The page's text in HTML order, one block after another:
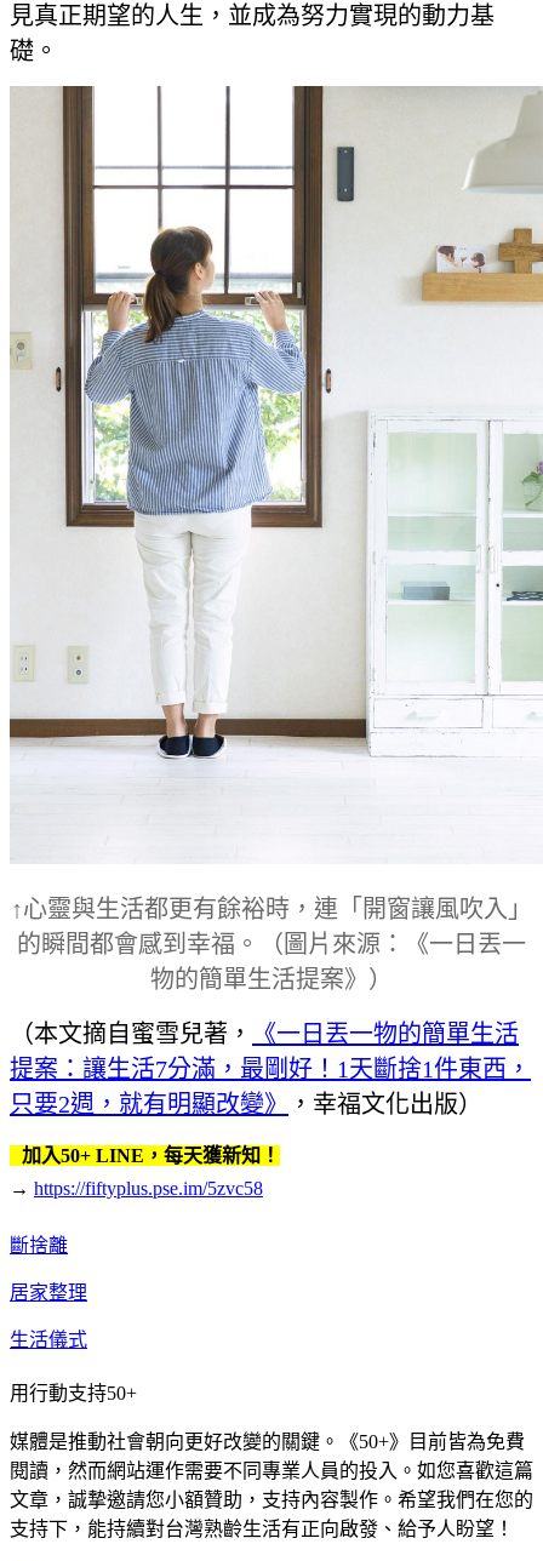
見真正期望的人生，並成為努力實現的動力基
礎。
↑心靈與生活都更有餘裕時，連「開窗讓風吹入」
的瞬間都會感到幸福。（圖片來源：《一日丟一
物的簡單生活提案》）
（本文摘自蜜雪兒著，
《一日丟一物的簡單生活
提案：讓生活7分滿，最剛好！1天斷捨1件東西，
只要2週，就有明顯改變》
，幸福文化出版）
加入50+ LINE，每天獲新知！
→ https://fiftyplus.pse.im/5zvc58
斷捨離
居家整理
生活儀式
用行動支持50+
媒體是推動社會朝向更好改變的關鍵。《50+》目前皆為免費
閱讀，然而網站運作需要不同專業人員的投入。如您喜歡這篇
文章，誠摯邀請您小額贊助，支持內容製作。希望我們在您的
支持下，能持續對台灣熟齡生活有正向啟發、給予人盼望！